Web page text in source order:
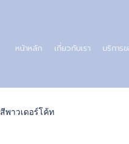
หน้าหลัก เกี่ยวกับเรา บริการ
สีพาวเดอร์โค้ท